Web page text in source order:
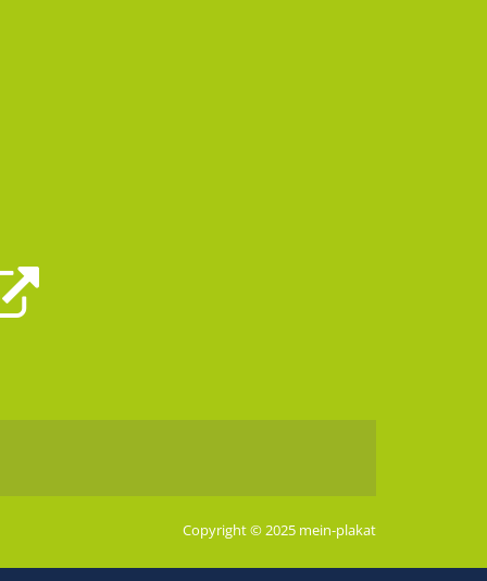
Copyright © 2025 mein-plakat